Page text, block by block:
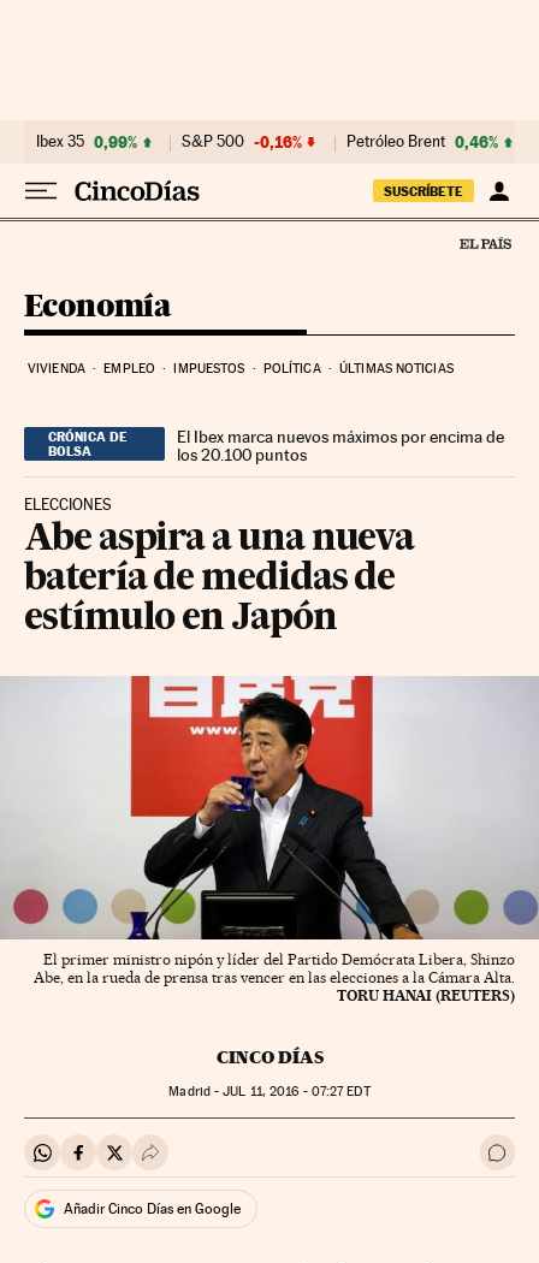
Ibex 35 0,99% S&P 500 -0,16% Petróleo Brent 0,46%
SUSCRÍBETE
Economía
VIVIENDA EMPLEO IMPUESTOS POLÍTICA ÚLTIMAS NOTICIAS
CRÓNICA DE
BOLSA
El Ibex marca nuevos máximos por encima de
los 20.100 puntos
ELECCIONES
Abe aspira a una nueva
batería de medidas de
estímulo en Japón
El primer ministro nipón y líder del Partido Demócrata Libera, Shinzo
Abe, en la rueda de prensa tras vencer en las elecciones a la Cámara Alta.
TORU HANAI (REUTERS)
CINCO DÍAS
Madrid -JUL 11, 2016 - 07:27EDT
Compartir en Whatsapp
Compartir en Facebook
Compartir en Twitter
Desplegar Redes Sociales Ir a
Añadir Cinco Días en Google